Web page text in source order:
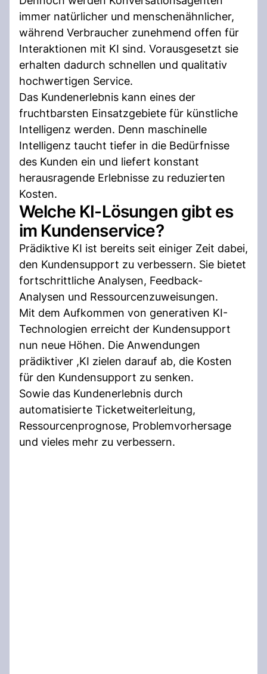
immer natürlicher und menschenähnlicher,
während Verbraucher zunehmend offen für
Interaktionen mit KI sind. Vorausgesetzt sie
erhalten dadurch schnellen und qualitativ
hochwertigen Service.
Das Kundenerlebnis kann eines der
fruchtbarsten Einsatzgebiete für künstliche
Intelligenz werden. Denn maschinelle
Intelligenz taucht tiefer in die Bedürfnisse
des Kunden ein und liefert konstant
herausragende Erlebnisse zu reduzierten
Kosten.
Welche KI-Lösungen gibt es
im Kundenservice?
Prädiktive KI ist bereits seit einiger Zeit dabei,
den Kundensupport zu verbessern. Sie bietet
fortschrittliche Analysen, Feedback-
Analysen und Ressourcenzuweisungen.
Mit dem Aufkommen von generativen KI-
Technologien erreicht der Kundensupport
nun neue Höhen. Die Anwendungen
prädiktiver ,KI zielen darauf ab, die Kosten
für den Kundensupport zu senken.
Sowie das Kundenerlebnis durch
automatisierte Ticketweiterleitung,
Ressourcenprognose, Problemvorhersage
und vieles mehr zu verbessern.